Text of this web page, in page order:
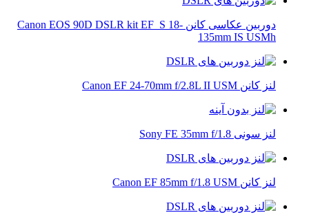
دوربین عکاسی کانن Canon EOS 90D DSLR kit EF_S 18-
135mm IS USMh
لنز کانن Canon EF 24-70mm f/2.8L II USM
لنز سونی Sony FE 35mm f/1.8
لنز کانن Canon EF 85mm f/1.8 USM